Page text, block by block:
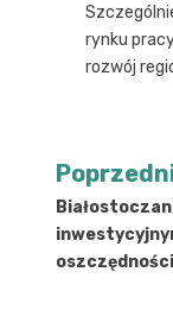
rynku
rozwój
wpisu